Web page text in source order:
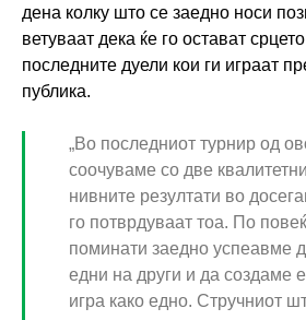
дена колку што се заедно носи
ветуваат дека ќе го остават
последните дуели кои ги играат
публика.
„Во последниот турнир од
соочуваме со две
нивните резултати во
го потврдуваат тоа. По
поминати заедно успеавме
едни на други и да создаме
игра како едно. Стручниот